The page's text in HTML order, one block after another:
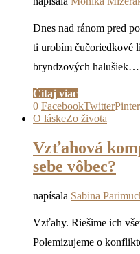
Dnes nad ránom pred
ti urobím čučoriedkové
bryndzových halušiek…
Čítaj viac
0 FacebookTwitter
O láskeZo života
Vzťahová
sebe vôbec?
napísala Sabina
Vzťahy. Riešime ich
Polemizujeme o